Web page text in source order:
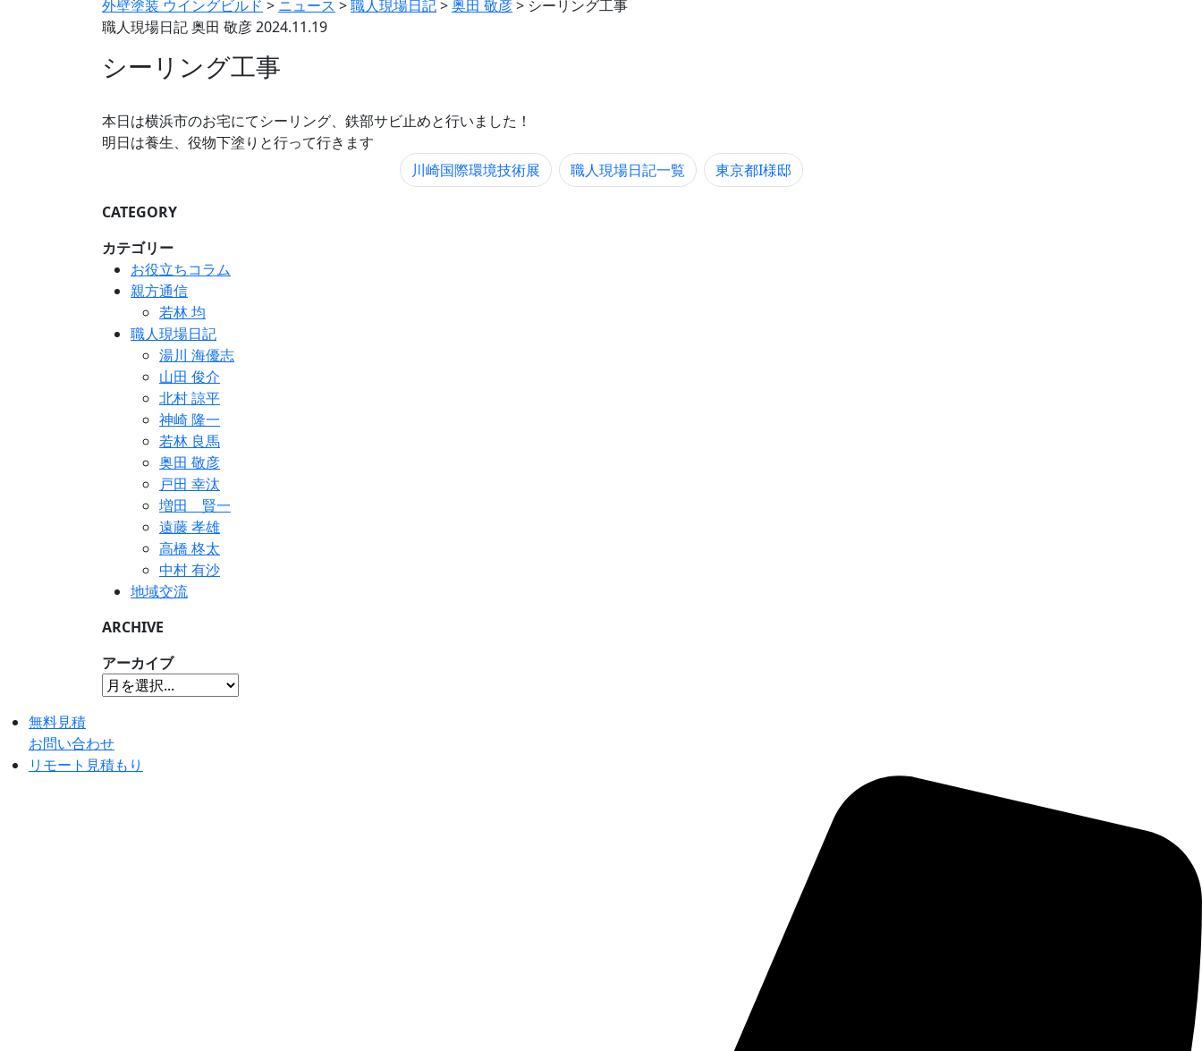
外壁塗装 ウイングビルド > ニュース >職人現場日記>奥田 敬彦> シーリング工事
職人現場日記奥田 敬彦2024.11.19
シーリング工事
本日は横浜市のお宅にてシーリング、鉄部サビ止めと行いました！
明日は養生、役物下塗りと行って行きます
川崎国際環境技術展
職人現場日記一覧 東京都I様邸
CATEGORY
カテゴリー
お役立ちコラム
親方通信
若林 均
職人現場日記
湯川 海優志
山田 俊介
北村 諒平
神崎 隆一
若林 良馬
奥田 敬彦
戸田 幸汰
増田 賢一
遠藤 孝雄
高橋 柊太
中村 有沙
地域交流
ARCHIVE
アーカイブ
無料見積
お問い合わせ
リモート見積もり